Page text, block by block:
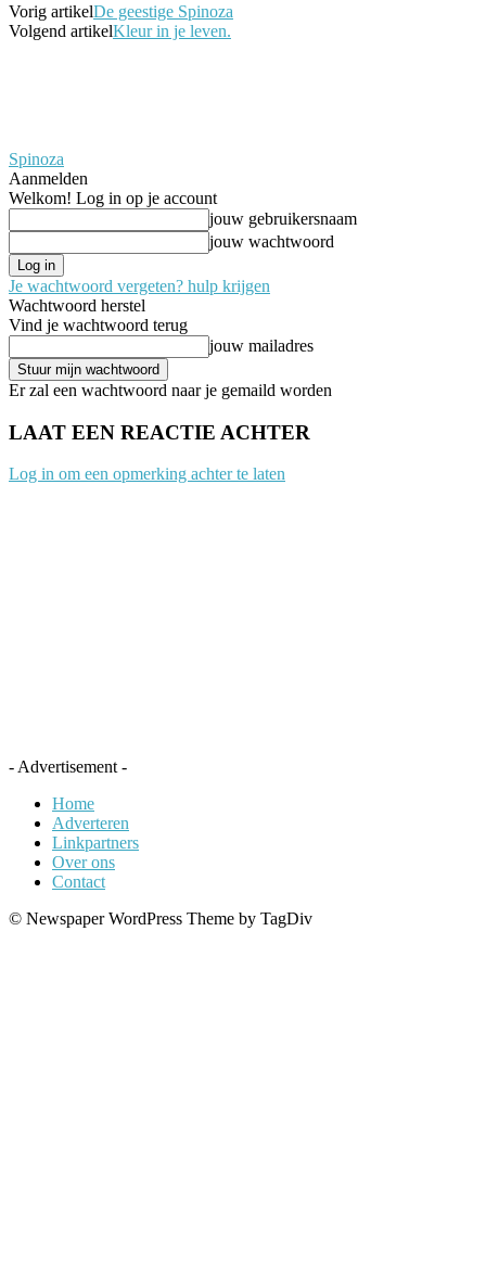
Vorig artikelDe geestige Spinoza
Volgend artikelKleur in je leven.
Spinoza
Aanmelden
Welkom! Log in op je account
jouw gebruikersnaam
jouw wachtwoord
Je wachtwoord vergeten? hulp krijgen
Wachtwoord herstel
Vind je wachtwoord terug
jouw mailadres
Er zal een wachtwoord naar je gemaild worden
LAAT EEN REACTIE ACHTER
Log in om een opmerking achter te laten
- Advertisement -
Home
Adverteren
Linkpartners
Over ons
Contact
© Newspaper WordPress Theme by TagDiv